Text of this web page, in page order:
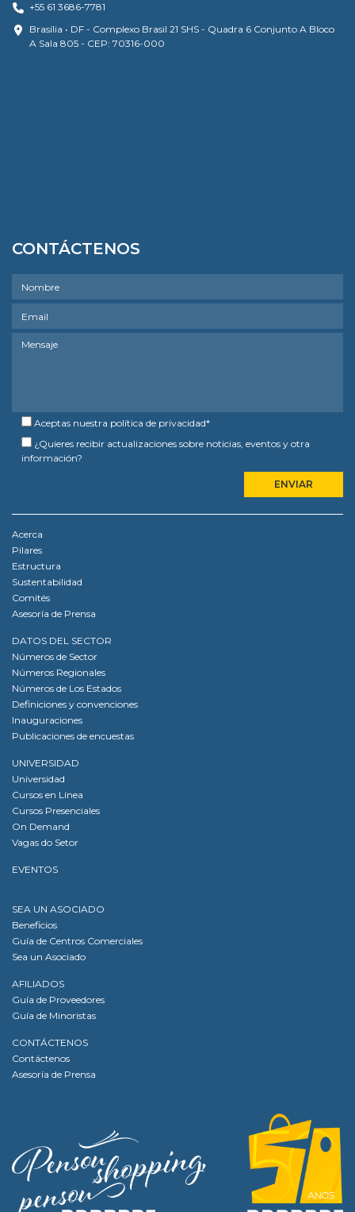
+55 61 3686-7781
Brasília • DF - Complexo Brasil 21 SHS - Quadra 6 Conjunto A Bloco
A Sala 805 - CEP: 70316-000
CONTÁCTENOS
Aceptas nuestra política de privacidad*
¿Quieres recibir actualizaciones sobre noticias, eventos y otra
información?
Acerca
Pilares
Estructura
Sustentabilidad
Comités
Asesoría de Prensa
DATOS DEL SECTOR
Números de Sector
Números Regionales
Números de Los Estados
Definiciones y convenciones
Inauguraciones
Publicaciones de encuestas
UNIVERSIDAD
Universidad
Cursos en Línea
Cursos Presenciales
On Demand
Vagas do Setor
EVENTOS
SEA UN ASOCIADO
Beneficios
Guía de Centros Comerciales
Sea un Asociado
AFILIADOS
Guía de Proveedores
Guía de Minoristas
CONTÁCTENOS
Contáctenos
Asesoría de Prensa